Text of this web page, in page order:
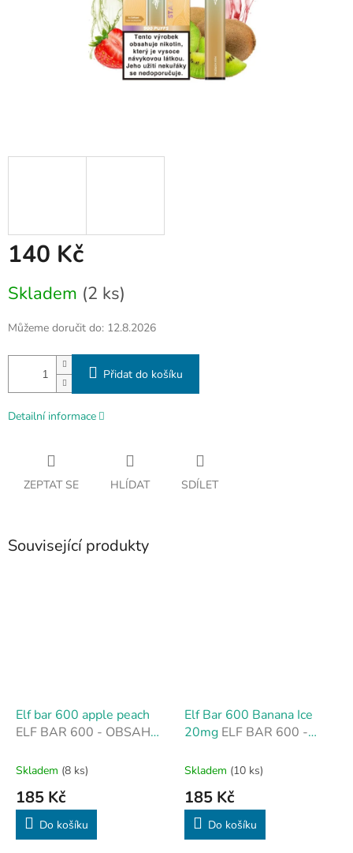
140 Kč
cena:
Skladem (2 ks)
Můžeme doručit do: 12.8.2026
Přidat do košíku
Detailní informace
ZEPTAT SE HLÍDAT SDÍLET
Související produkty
Elf bar 600 apple peach
ELF BAR 600 - OBSAH
(NIKOTINOVÁ SŮL)
Skladem (8 ks)
185 Kč
Do košíku
Elf Bar 600 Banana Ice
20mg ELF BAR 600 -
(NIKOTINOVÁ SŮL)
Skladem (10 ks)
185 Kč
Do košíku